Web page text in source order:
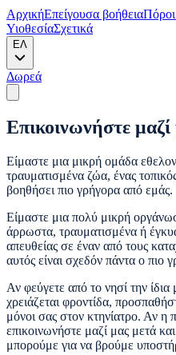
ΑρχικήΕπείγουσα βοήθεια
ΥιοθεσίαΣχετικά
ΕΛ
Δωρεά
Επικοινωνήστε μαζί
Είμαστε μια μικρή ομάδα
τραυματισμένα ζώα, ένας
βοηθήσει πιο γρήγορα από εμάς.
Είμαστε μια πολύ μικρή
άρρωστα, τραυματισμένα ή
απευθείας σε έναν από τους
αυτός είναι σχεδόν πάντα ο πιο
Αν φεύγετε από το νησί την
χρειάζεται φροντίδα,
μόνοι σας στον κτηνίατρο. Αν η
επικοινωνήστε μαζί μας μετά
μπορούμε για να βρούμε